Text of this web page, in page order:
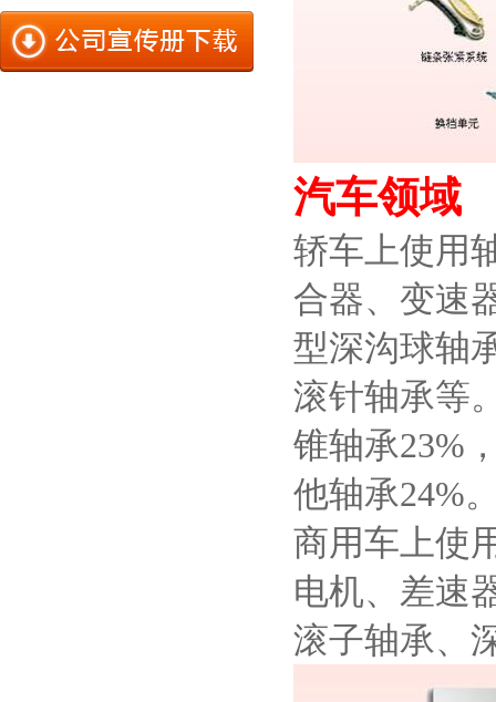
汽车领域
轿车上使用
合器、变速
型深沟球轴
滚针轴承等
锥轴承23%
他轴承24%
商用车上使
电机、差速
滚子轴承、